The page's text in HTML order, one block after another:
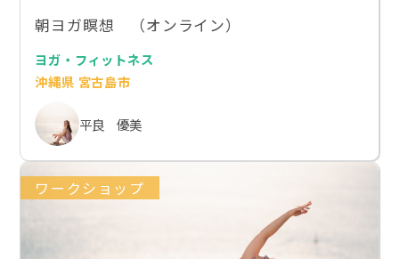
朝ヨガ瞑想 （オンライン）
ヨガ・フィットネス
沖縄県 宮古島市
平良 優美
ワークショップ